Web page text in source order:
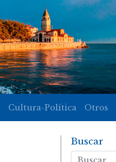
Cultura-Política Otros
Buscar
Buscar